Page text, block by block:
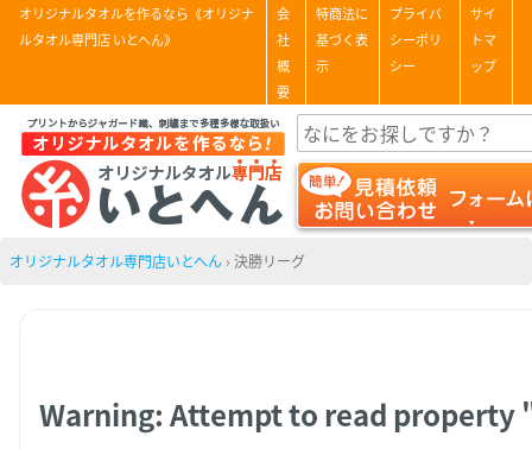
オリジナルタオルを作るなら《オリジナ
ルタオル専門店 いとへん》
会
社
概
要
特商法に
基づく表
示
プライバ
シーポリ
シー
サイ
トマ
ップ
オリジナルタオル専門店いとへん › 決勝リーグ
Warning: Attempt to read